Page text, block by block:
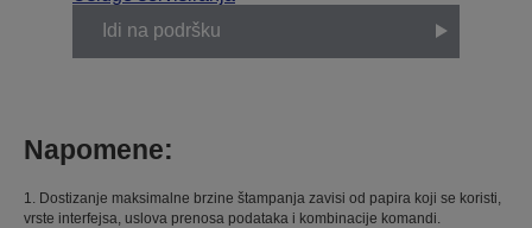
Idi na podršku
Napomene:
1. Dostizanje maksimalne brzine štampanja zavisi od papira koji se koristi,
vrste interfejsa, uslova prenosa podataka i kombinacije komandi.